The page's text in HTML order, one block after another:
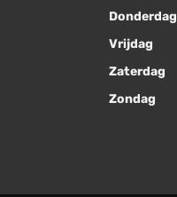
Donderdag
Vrijdag
Zaterdag
Zondag